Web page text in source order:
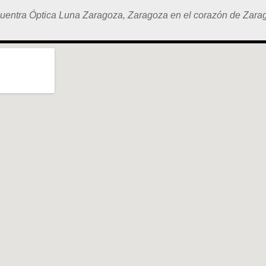
Óptica Luna Zaragoza, Zaragoza en el corazón de